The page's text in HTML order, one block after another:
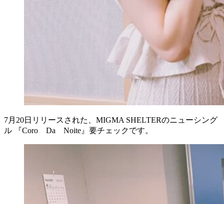
7月20日リリースされた、MIGMA SHELTERのニューシング
ル 『Coro Da Noite』要チェックです。